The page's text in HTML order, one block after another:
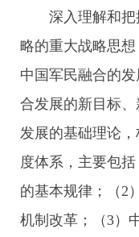
深入理解和把
略的重大战略思
中国军民融合的
合发展的新目标
发展的基础理论
度体系，主要包
的基本规律；（2
机制改革；（3）